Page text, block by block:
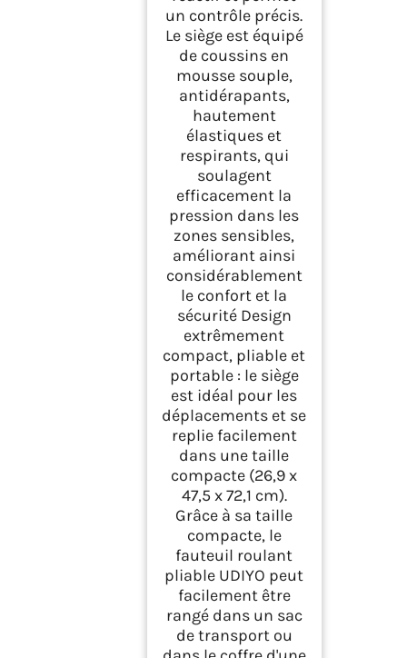
un contrôle précis.
Le siège est équipé
de coussins en
mousse souple,
antidérapants,
hautement
élastiques et
respirants, qui
soulagent
efficacement la
pression dans les
zones sensibles,
améliorant ainsi
considérablement
le confort et la
sécurité Design
extrêmement
compact, pliable et
portable : le siège
est idéal pour les
déplacements et se
replie facilement
dans une taille
compacte (26,9 x
47,5 x 72,1 cm).
Grâce à sa taille
compacte, le
fauteuil roulant
pliable UDIYO peut
facilement être
rangé dans un sac
de transport ou